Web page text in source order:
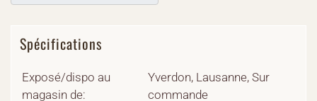
Spécifications
Exposé/dispo au
magasin de:
Yverdon, Lausanne, Sur
commande